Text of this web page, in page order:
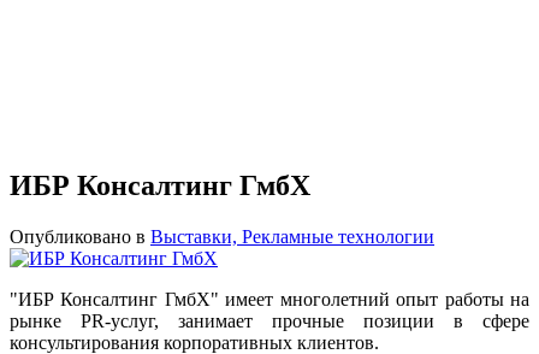
ИБР Консалтинг ГмбХ
Опубликовано в Выставки, Рекламные технологии
"ИБР Консалтинг ГмбХ" имеет многолетний опыт работы на
рынке PR-услуг, занимает прочные позиции в сфере
консультирования корпоративных клиентов.